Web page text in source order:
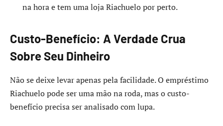
na hora e tem uma loja Riachuelo por perto.
Custo-Benefício: A Verdade Crua
Sobre Seu Dinheiro
Não se deixe levar apenas pela facilidade. O empréstimo
Riachuelo pode ser uma mão na roda, mas o custo-
benefício precisa ser analisado com lupa.